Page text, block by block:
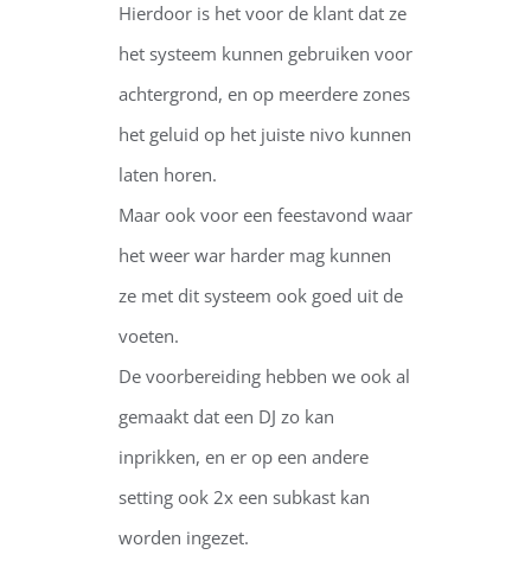
Hierdoor is het voor de klant dat ze
het systeem kunnen gebruiken voor
achtergrond, en op meerdere zones
het geluid op het juiste nivo kunnen
laten horen.
Maar ook voor een feestavond waar
het weer war harder mag kunnen
ze met dit systeem ook goed uit de
voeten.
De voorbereiding hebben we ook al
gemaakt dat een DJ zo kan
inprikken, en er op een andere
setting ook 2x een subkast kan
worden ingezet.